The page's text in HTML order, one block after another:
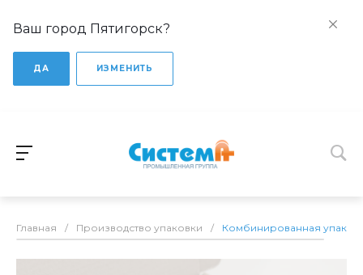
Ваш город Пятигорск?
ДА ИЗМЕНИТЬ
Главная / Производство упаковки / Комбинированная